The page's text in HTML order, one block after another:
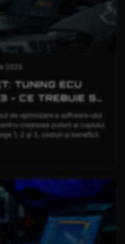
2025
TUNING ECU
- CE TREBUIE SĂ
de optimizare a software-ului
creșterea puterii și cuplului.
1, 2 și 3, costuri și beneficii.